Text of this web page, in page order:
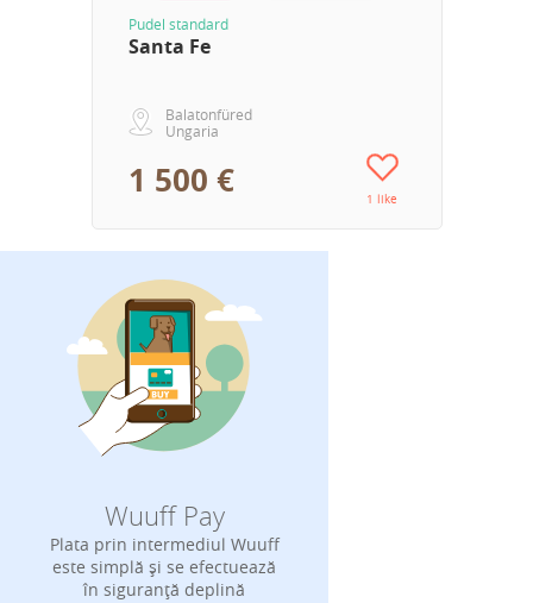
Pudel standard
Santa Fe
Balatonfüred
Ungaria
1 500 € 1 like
Wuuff Pay
Plata prin intermediul Wuuff
este simplă și se efectuează
în siguranță deplină